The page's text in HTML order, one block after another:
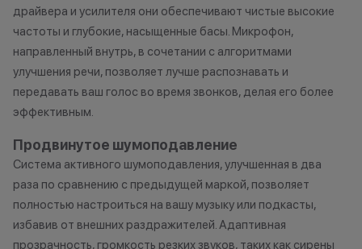
Статусы программы
лояльности
Новый в прайде
Кэшбэк: 1%
Кэшбэк: 2%
Заряженный хищник
Кэшбэк: 3%
драйвера и усилителя они обеспечивают чистые высокие
частоты и глубокие, насыщенные басы. Микрофон,
направленный внутрь, в сочетании с алгоритмами
улучшения речи, позволяет лучше распознавать и
передавать ваш голос во время звонков, делая его более
эффективным.
Продвинутое шумоподавление
Система активного шумоподавления, улучшенная в два
раза по сравнению с предыдущей маркой, позволяет
полностью настроиться на вашу музыку или подкасты,
избавив от внешних раздражителей. Адаптивная
прозрачность, громкость резких звуков, таких как сирены